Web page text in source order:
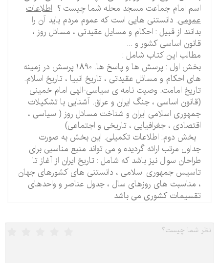
اسم امام جماعت مسجد محله شما چیست ؟ اطلاعات
عمومی. دانستنی هایی است که عموم مردم باید آن را
بدانند از قبیل : احکام و مسایل عقیدتی ، مسائل روز ،
قانون اساسی کشور و ...
مطالب این کتاب شامل :
بخش اول : پرسش ها و پاسخ ها. 1890 پرسش در زمینه
های احکام و مسائل عقیدتی ، تاریخ انبیا ، تاریخ اسلام.
تاریخ امامت. وصیت نامه ی سیاسی-الهی امام خمینی
(قانون اساسی ، جنگ ایران و عراق. آشنایی با تشکیلات
جمهوری اسلامی ایران و شناخت مسائل روز ( سیاسی ،
اقتصادی ، جغرافیایی ، تاریخی و اجتماعی)
بخش دوم: اطلاعات تکمیلی. این بخش به صورت
جداول مرتب ارائه گردیده و می تواند منبع مناسبی برای
طراحان سوال نیز باشد که شامل : تاریخ ایران از آغاز تا
تاسیس جمهوری اسلامی ، دانستنی های کشورهای جهان
، مناسبت های روزهای سال ، جدول عناصر و واحدهای
تقسیمات کشوری می باشد